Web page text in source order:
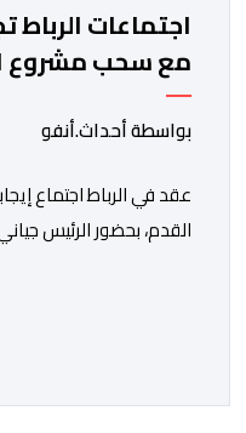
اجتماعات الرباط
مع سحب مشروع
بواسطة أحداث.أنفو
عقد في الرباط اجتماع
القدم، بحضور الرئيس
المسؤول الوحيد المباشر